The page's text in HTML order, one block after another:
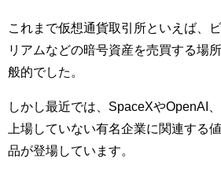
これまで仮想通貨取引所といえば、
リアムなどの暗号資産を売買する場
般的でした。
しかし最近では、SpaceXやOpenAI
上場していない有名企業に関連する
品が登場しています。